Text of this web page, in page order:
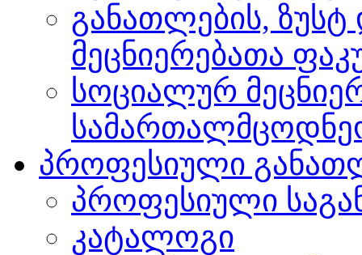
განათლების, ზუსტ
მეცნიერებათა
სოციალურ
პროფესიული
პროფესიული
კატალოგი